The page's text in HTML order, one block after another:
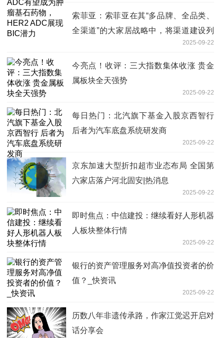
索菲亚：索菲亚在其“多品牌、全品类、
全渠道”的大家居战略中，将渠道建设列
2025-09-22
今亮点！收评：三大指数集体收涨 贵金
属板块全天强势
2025-09-22
每日热门：北汽旗下基金入股京西智行
后者为汽车底盘系统研发商
2025-09-22
京东加速大型折扣超市业态布局 全国第
六家店落户河北固安|热消息
2025-09-22
即时焦点：中信建投：继续看好人形机器
人板块整体行情
2025-09-22
银行的资产管理服务对高净值投资者的价
值？_快资讯
2025-09-22
历数八年非遗传承路，作家江觉迟开启对
话分享会